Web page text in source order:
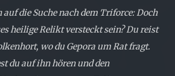
auf die Suche nach dem Triforce: Doch
heilige Relikt versteckt sein? Du reist
wo du Gepora um Rat fragt.
du auf ihn hören und den